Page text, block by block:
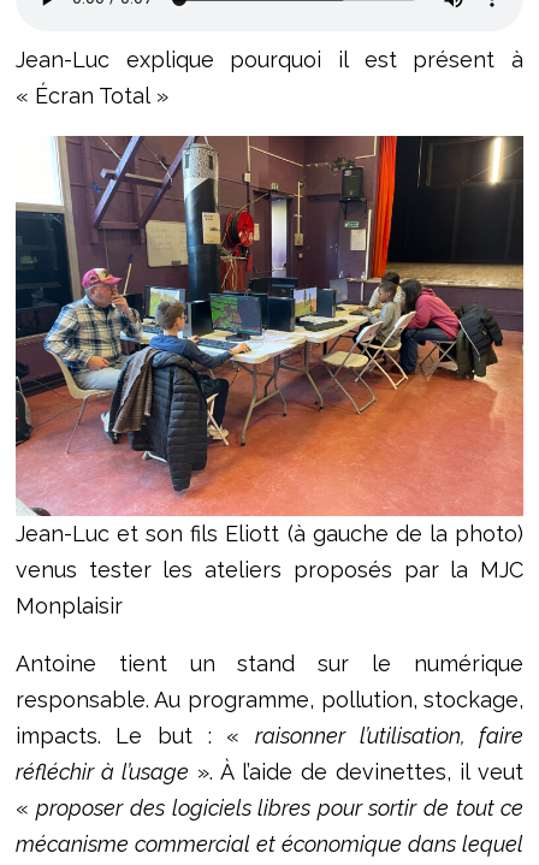
Jean-Luc explique pourquoi il est présent à
« Écran Total »
Jean-Luc et son fils Eliott (à gauche de la photo)
venus tester les ateliers proposés par la MJC
Monplaisir
Antoine tient un stand sur le numérique
responsable. Au programme, pollution, stockage,
impacts. Le but : « raisonner l’utilisation, faire
réfléchir à l’usage ». À l’aide de devinettes, il veut
«proposer des logiciels libres pour sortir de tout ce
mécanisme commercial et économique dans lequel